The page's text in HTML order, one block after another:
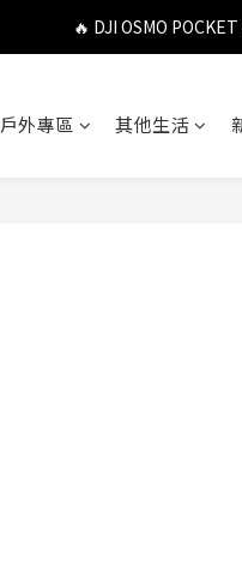
🔥 DJI OSMO
🔥 DJI OSMO
🔥 Insta360 GO Ultra Hello
戶外專區 其他生活